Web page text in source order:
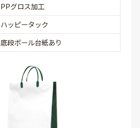
PPグロス加工
ハッピータック
底段ボール台紙あり